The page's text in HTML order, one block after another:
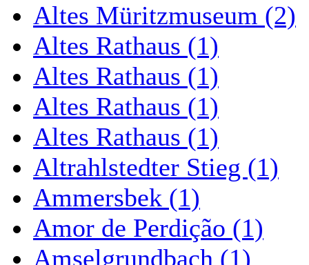
Altes Müritzmuseum (2)
Altes Rathaus (1)
Altes Rathaus (1)
Altes Rathaus (1)
Altes Rathaus (1)
Altrahlstedter Stieg (1)
Ammersbek (1)
Amor de Perdição (1)
Amselgrundbach (1)